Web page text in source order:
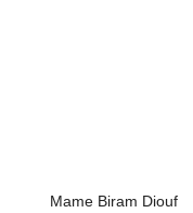
Mame Biram Diouf